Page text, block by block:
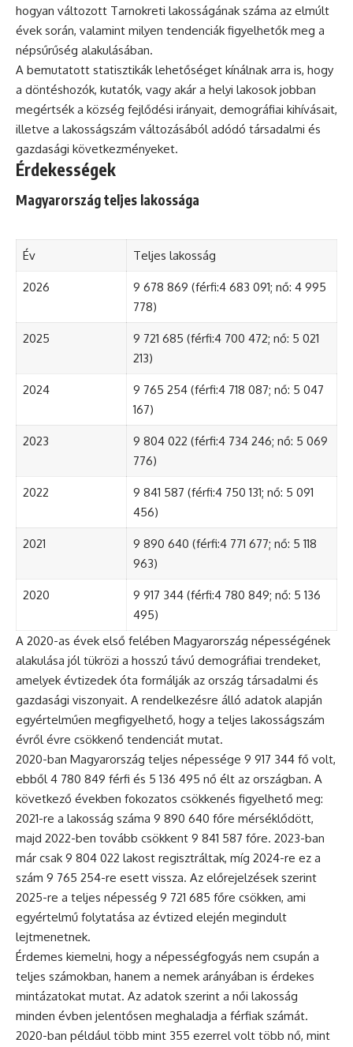
hogyan változott Tarnokreti lakosságának száma az elmúlt
évek során, valamint milyen tendenciák figyelhetők meg a
népsűrűség alakulásában.
A bemutatott statisztikák lehetőséget kínálnak arra is, hogy
a döntéshozók, kutatók, vagy akár a helyi lakosok jobban
megértsék a község fejlődési irányait, demográfiai kihívásait,
illetve a lakosságszám változásából adódó társadalmi és
gazdasági következményeket.
Érdekességek
Magyarország teljes lakossága
Év Teljes lakosság
2026
9 678 869 (férfi:4 683 091; nő: 4 995
778)
2025
9 721 685 (férfi:4 700 472; nő: 5 021
213)
2024
9 765 254 (férfi:4 718 087; nő: 5 047
167)
2023
9 804 022 (férfi:4 734 246; nő: 5 069
776)
2022
9 841 587 (férfi:4 750 131; nő: 5 091
456)
2021
9 890 640 (férfi:4 771 677; nő: 5 118
963)
2020
9 917 344 (férfi:4 780 849; nő: 5 136
495)
A 2020-as évek első felében Magyarország népességének
alakulása jól tükrözi a hosszú távú demográfiai trendeket,
amelyek évtizedek óta formálják az ország társadalmi és
gazdasági viszonyait. A rendelkezésre álló adatok alapján
egyértelműen megfigyelhető, hogy a teljes lakosságszám
évről évre csökkenő tendenciát mutat.
2020-ban Magyarország teljes népessége 9 917 344 fő volt,
ebből 4 780 849 férfi és 5 136 495 nő élt az országban. A
következő években fokozatos csökkenés figyelhető meg:
2021-re a lakosság száma 9 890 640 főre mérséklődött,
majd 2022-ben tovább csökkent 9 841 587 főre. 2023-ban
már csak 9 804 022 lakost regisztráltak, míg 2024-re ez a
szám 9 765 254-re esett vissza. Az előrejelzések szerint
2025-re a teljes népesség 9 721 685 főre csökken, ami
egyértelmű folytatása az évtized elején megindult
lejtmenetnek.
Érdemes kiemelni, hogy a népességfogyás nem csupán a
teljes számokban, hanem a nemek arányában is érdekes
mintázatokat mutat. Az adatok szerint a női lakosság
minden évben jelentősen meghaladja a férfiak számát.
2020-ban például több mint 355 ezerrel volt több nő, mint